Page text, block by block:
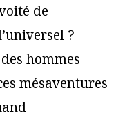
de
?
hommes
mésaventures